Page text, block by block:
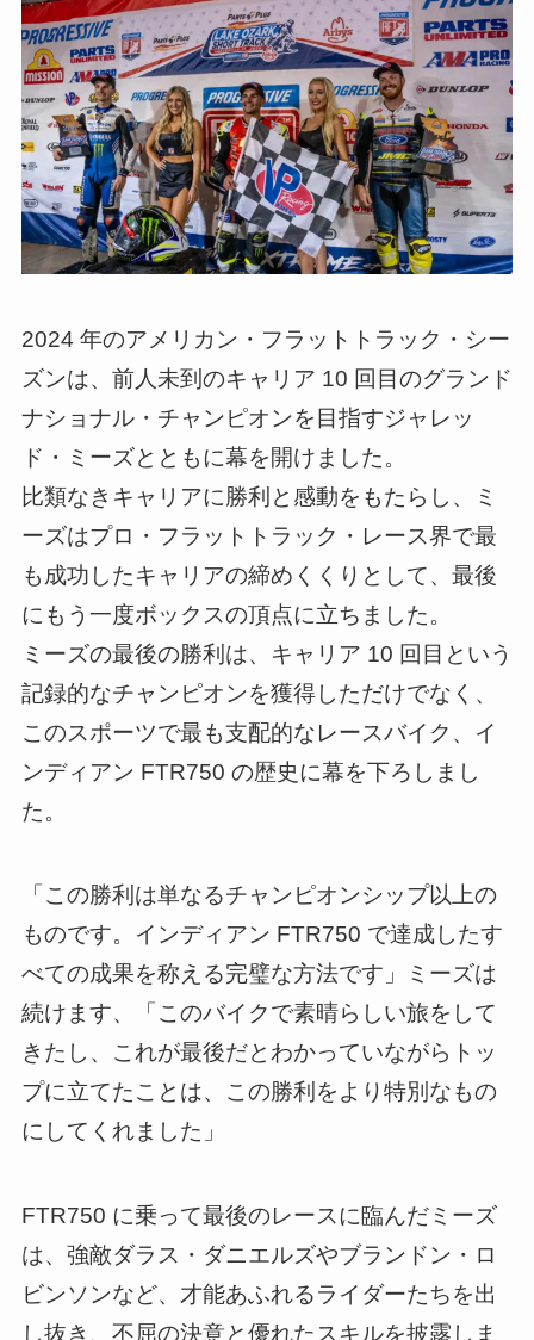
2024 年のアメリカン・フラットトラック・シー
ズンは、前人未到のキャリア 10 回目のグランド
ナショナル・チャンピオンを目指すジャレッ
ド・ミーズとともに幕を開けました。
比類なきキャリアに勝利と感動をもたらし、ミ
ーズはプロ・フラットトラック・レース界で最
も成功したキャリアの締めくくりとして、最後
にもう一度ボックスの頂点に立ちました。
ミーズの最後の勝利は、キャリア 10 回目という
記録的なチャンピオンを獲得しただけでなく、
このスポーツで最も支配的なレースバイク、イ
ンディアン FTR750 の歴史に幕を下ろしまし
た。
「この勝利は単なるチャンピオンシップ以上の
ものです。インディアン FTR750 で達成したす
べての成果を称える完璧な方法です」ミーズは
続けます、「このバイクで素晴らしい旅をして
きたし、これが最後だとわかっていながらトッ
プに立てたことは、この勝利をより特別なもの
にしてくれました」
FTR750 に乗って最後のレースに臨んだミーズ
は、強敵ダラス・ダニエルズやブランドン・ロ
ビンソンなど、才能あふれるライダーたちを出
し抜き、不屈の決意と優れたスキルを披露しま